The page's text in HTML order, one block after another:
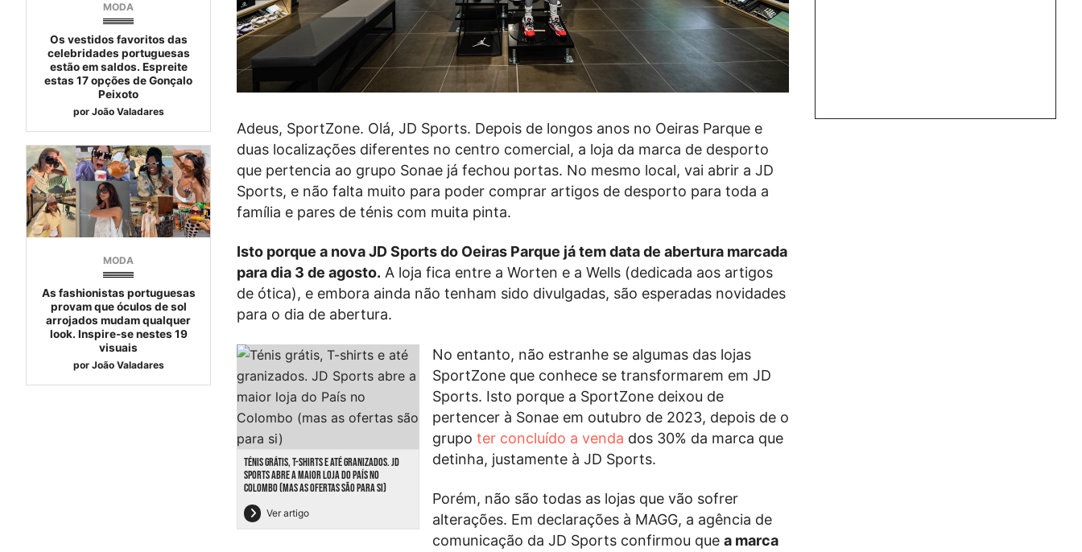
MODA
Os vestidos favoritos das
celebridades portuguesas
estão em saldos. Espreite
estas 17 opções de Gonçalo
Peixoto
por João Valadares
MODA
As fashionistas portuguesas
provam que óculos de sol
arrojados mudam qualquer
look. Inspire-se nestes 19
visuais
por João Valadares
Adeus, SportZone. Olá, JD Sports. Depois de longos anos no Oeiras Parque e
duas localizações diferentes no centro comercial, a loja da marca de desporto
que pertencia ao grupo Sonae já fechou portas. No mesmo local, vai abrir a JD
Sports, e não falta muito para poder comprar artigos de desporto para toda a
família e pares de ténis com muita pinta.
Isto porque a nova JD Sports do Oeiras Parque já tem data de abertura marcada
para dia 3 de agosto. A loja fica entre a Worten e a Wells (dedicada aos artigos
de ótica), e embora ainda não tenham sido divulgadas, são esperadas novidades
para o dia de abertura.
TÉNIS GRÁTIS, T-SHIRTS E ATÉ GRANIZADOS. JD
SPORTS ABRE A MAIOR LOJA DO PAÍS NO
COLOMBO (MAS AS OFERTAS SÃO PARA SI)
Ver artigo
No entanto, não estranhe se algumas das lojas
SportZone que conhece se transformarem em JD
Sports. Isto porque a SportZone deixou de
pertencer à Sonae em outubro de 2023, depois de o
grupo ter concluído a venda dos 30% da marca que
detinha, justamente à JD Sports.
Porém, não são todas as lojas que vão sofrer
alterações. Em declarações à MAGG, a agência de
comunicação da JD Sports confirmou que a marca